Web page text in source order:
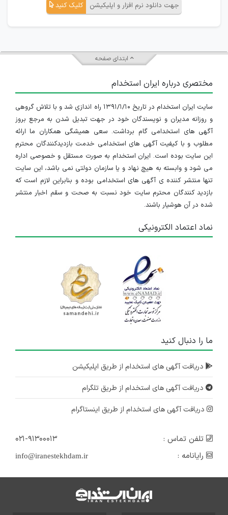
جهت دانلود نرم افزار و اپلیکیشن کلیک کنید
ابتدای صفحه
مختصری درباره ایران استخدام
سایت ایران استخدام در تاریخ ۱۳۹۱/۱/۱۰ راه اندازی شد و با تلاش گروهی
و روزانه مدیران و نویسندگان خود در جهت تبدیل شدن به مرجع بروز
آگهی های استخدامی گام برداشت. سعی همیشگی همکاران ما ارائه
مطلوب و با کیفیت آگهی های استخدامی خدمت بازدیدکنندگان محترم
این سایت بوده است. ایران استخدام به صورت مستقل و خصوصی اداره
می شود و وابسته به هیچ نهاد و یا سازمان دولتی نمی باشد، این سایت
تنها منتشر کننده ی آگهی های استخدامی بوده و بنابراین لازم است که
بازدید کنندگان محترم سایت خود نسبت به صحت و سقم اخبار منتشر
شده در آن هوشیار باشند.
نماد اعتماد الکترونیکی
ما را دنبال کنید
دریافت آگهی های استخدام از طریق اپلیکیشن
دریافت آگهی های استخدام از طریق تلگرام
دریافت آگهی های استخدام از طریق اینستاگرام
تلفن تماس :
۰۲۱-۹۱۳۰۰۰۱۳
رایانامه :
info@iranestekhdam.ir